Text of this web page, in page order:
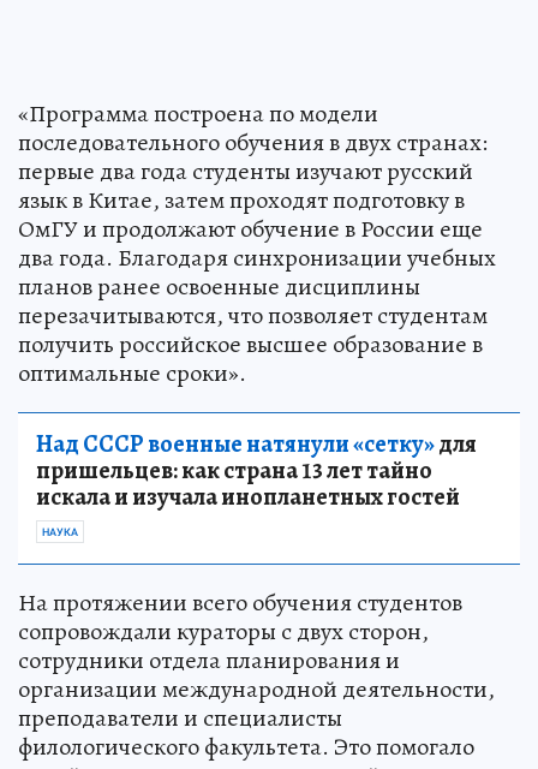
«Программа построена по модели
последовательного обучения в двух странах:
первые два года студенты изучают русский
язык в Китае, затем проходят подготовку в
ОмГУ и продолжают обучение в России еще
два года. Благодаря синхронизации учебных
планов ранее освоенные дисциплины
перезачитываются, что позволяет студентам
получить российское высшее образование в
оптимальные сроки».
Над СССР военные натянули «сетку»для
пришельцев: как страна 13 лет тайно
искала и изучала инопланетных гостей
НАУКА
На протяжении всего обучения студентов
сопровождали кураторы с двух сторон,
сотрудники отдела планирования и
организации международной деятельности,
преподаватели и специалисты
филологического факультета. Это помогало